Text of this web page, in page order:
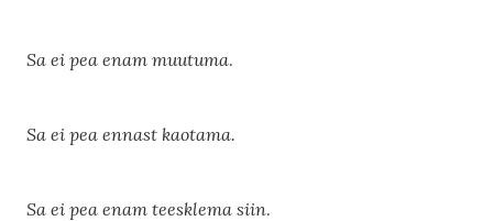
Sa ei pea enam muutuma.
Sa ei pea ennast kaotama.
Sa ei pea enam teesklema siin.